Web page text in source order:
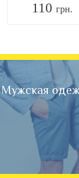
110грн.
Мужская